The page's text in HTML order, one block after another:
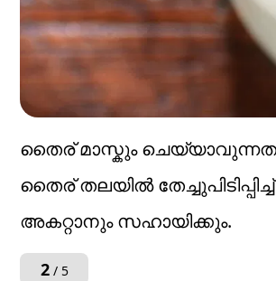
തൈര് മാസ്കും
തൈര് തലയിൽ
അകറ്റാനും സഹായിക്കും.
2/ 5